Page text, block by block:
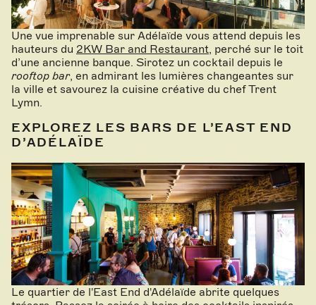
Une vue imprenable sur Adélaïde vous attend depuis les
hauteurs du 2KW Bar and Restaurant, perché sur le toit
d’une ancienne banque. Sirotez un cocktail depuis le
rooftop bar, en admirant les lumières changeantes sur
la ville et savourez la cuisine créative du chef Trent
Lymn.
EXPLOREZ LES BARS DE L’EAST END
D’ADÉLAÏDE
Le quartier de l'East End d'Adélaïde abrite quelques